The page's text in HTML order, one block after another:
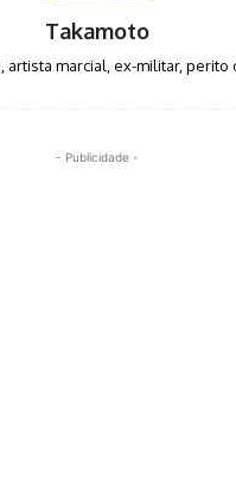
Takamoto
artista marcial, ex-militar, perito
- Publicidade -